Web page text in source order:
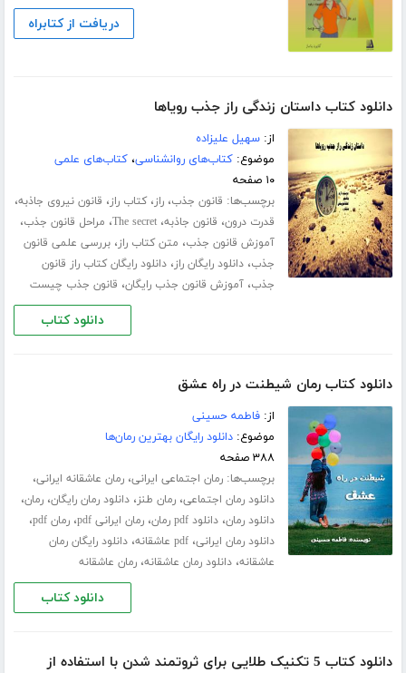
دریافت از کتابراه
دانلود کتاب داستان زندگی راز جذب رویاها
از:سهیل علیزاده
موضوع:کتاب‌های روانشناسی،کتاب‌های علمی
۱۰ صفحه
برچسب‌ها: قانون جذب،راز،کتاب راز، قانون نیروی جاذبه،
قدرت درون، قانون جاذبه،The secret، مراحل قانون جذب،
آموزش قانون جذب، متن کتاب راز،بررسی علمی قانون
جذب،دانلود رایگان راز،دانلود رایگان کتاب راز قانون
جذب،آموزش قانون جذب رایگان، قانون جذب چیست
دانلود کتاب
دانلود کتاب رمان شیطنت در راه عشق
از:فاطمه حسینی
موضوع:دانلود رایگان بهترین رمان‌ها
۳۸۸ صفحه
برچسب‌ها:رمان اجتماعی ایرانی،رمان عاشقانه ایرانی،
دانلود رمان اجتماعی،رمان طنز،دانلود رمان رایگان،رمان،
دانلود رمان،دانلود pdf رمان ،رمان ایرانی pdf ،رمان pdf ،
دانلود رمان ایرانی،pdf عاشقانه ،دانلود رایگان رمان
عاشقانه،دانلود رمان عاشقانه،رمان عاشقانه
دانلود کتاب
دانلود کتاب 5 تکنیک طلایی برای ثروتمند شدن با استفاده از